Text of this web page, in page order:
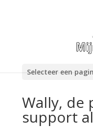
Selecteer een
Wally, de
support